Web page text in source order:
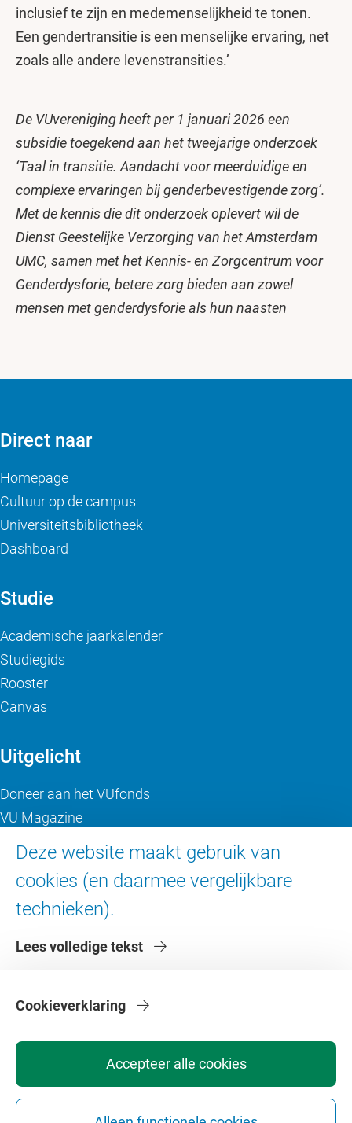
inclusief te zijn en medemenselijkheid te tonen.
Een gendertransitie is een menselijke ervaring, net
zoals alle andere levenstransities.’
De VUvereniging heeft per 1 januari 2026 een
subsidie toegekend aan het tweejarige onderzoek
‘Taal in transitie. Aandacht voor meerduidige en
complexe ervaringen bij genderbevestigende zorg’.
Met de kennis die dit onderzoek oplevert wil de
Dienst Geestelijke Verzorging van het Amsterdam
UMC, samen met het Kennis- en Zorgcentrum voor
Genderdysforie, betere zorg bieden aan zowel
mensen met genderdysforie als hun naasten
Deze website maakt gebruik van
cookies (en daarmee vergelijkbare
technieken).
Lees volledige tekst
Accepteer alle cookies
Cookieverklaring
Direct naar
Homepage
Cultuur op de campus
Universiteitsbibliotheek
Dashboard
Studie
Academische jaarkalender
Studiegids
Rooster
Canvas
Uitgelicht
Doneer aan het VUfonds
VU Magazine
Over de VU
Contact en route
Faculteiten